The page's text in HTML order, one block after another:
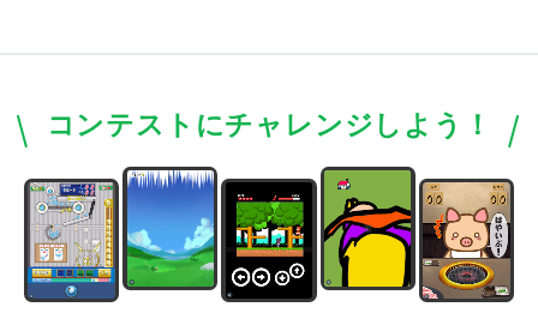
コンテストにチャレンジしよう！